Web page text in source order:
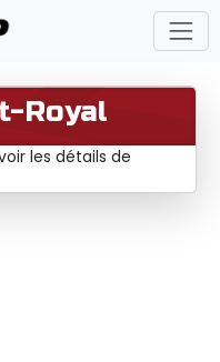
Royal
les détails de